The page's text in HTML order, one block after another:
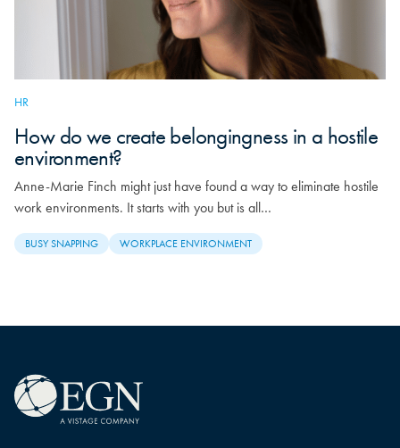
HR
How do we create belongingness in a hostile
environment?
Anne-Marie Finch might just have found a way to eliminate hostile
work environments. It starts with you but is all…
BUSY SNAPPING WORKPLACE ENVIRONMENT